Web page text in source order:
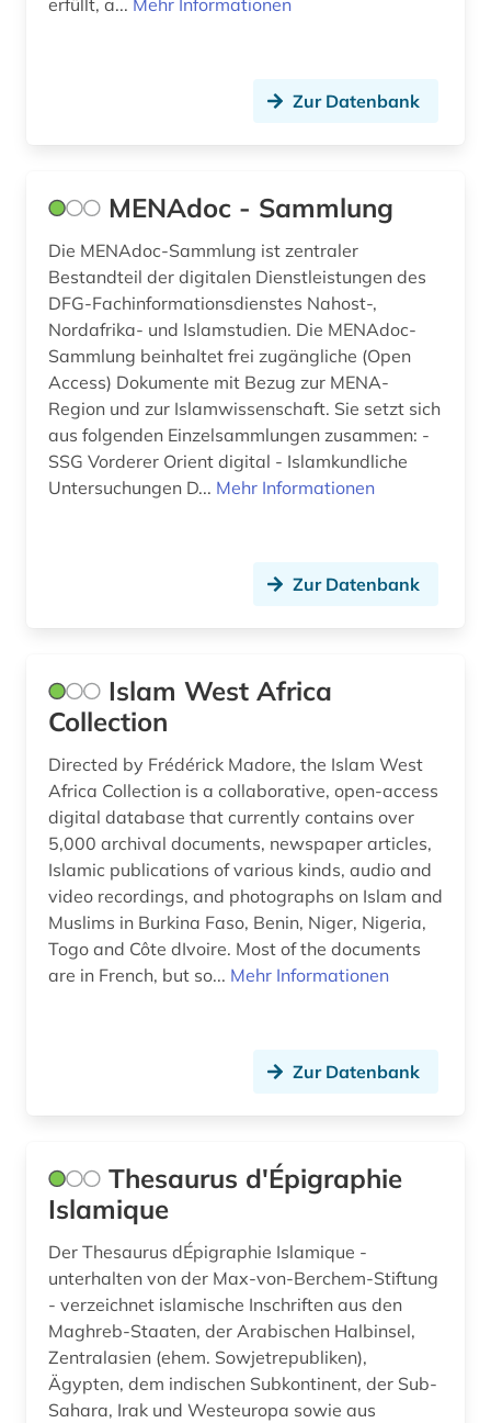
umweltrecht (1)
video recordings (1)
vorderer orient (1)
west africa (1)
westafrika (1)
westasien (2)
westsahara (1)
zeitung (1)
ästhetik (1)
Zur Datenbank
MENAdoc - Sammlung
Die MENAdoc-Sammlung ist zentraler
Bestandteil der digitalen Dienstleistungen des
DFG-Fachinformationsdienstes Nahost-,
Nordafrika- und Islamstudien. Die MENAdoc-
Sammlung beinhaltet frei zugängliche (Open
Access) Dokumente mit Bezug zur MENA-
Region und zur Islamwissenschaft. Sie setzt sich
aus folgenden Einzelsammlungen zusammen: -
SSG Vorderer Orient digital - Islamkundliche
Untersuchungen D... Mehr Informationen
Zur Datenbank
Islam West Africa
Collection
Directed by Frédérick Madore, the Islam West
Africa Collection is a collaborative, open-access
digital database that currently contains over
5,000 archival documents, newspaper articles,
Islamic publications of various kinds, audio and
video recordings, and photographs on Islam and
Muslims in Burkina Faso, Benin, Niger, Nigeria,
Togo and Côte dIvoire. Most of the documents
are in French, but so... Mehr Informationen
Zur Datenbank
Thesaurus d'Épigraphie
Islamique
Der Thesaurus dÉpigraphie Islamique -
unterhalten von der Max-von-Berchem-Stiftung
- verzeichnet islamische Inschriften aus den
Maghreb-Staaten, der Arabischen Halbinsel,
Zentralasien (ehem. Sowjetrepubliken),
Ägypten, dem indischen Subkontinent, der Sub-
Sahara, Irak und Westeuropa sowie aus